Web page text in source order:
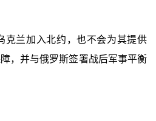
克兰加入北约，也不会为其提供
，并与俄罗斯签署战后军事平衡